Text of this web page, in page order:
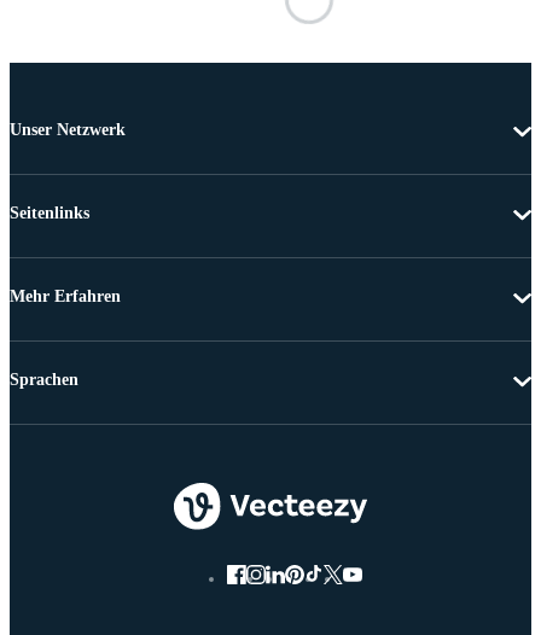
Unser Netzwerk
Seitenlinks
Mehr Erfahren
Sprachen